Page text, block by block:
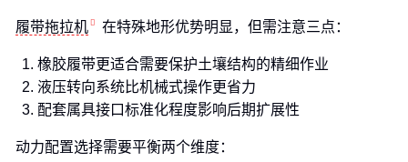
履带拖拉机 在特殊地形优势明显，但需注意三点：
橡胶履带更适合需要保护土壤结构的精细作业
液压转向系统比机械式操作更省力
配套属具接口标准化程度影响后期扩展性
动力配置选择需要平衡两个维度：